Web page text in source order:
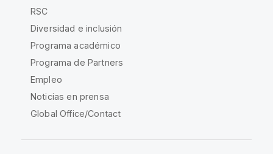
RSC
Diversidad e inclusión
Programa académico
Programa de Partners
Empleo
Noticias en prensa
Global Office/Contact